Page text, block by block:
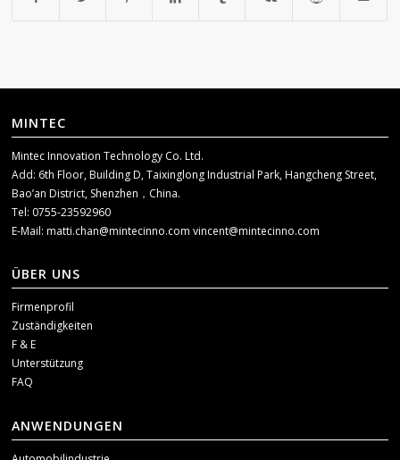
MINTEC
Mintec Innovation Technology Co. Ltd.
Add: 6th Floor, Building D, Taixinglong Industrial Park, Hangcheng Street,
Bao’an District, Shenzhen，China.
Tel: 0755-23592960
E-Mail:matti.chan@mintecinno.comvincent@mintecinno.com
ÜBER UNS
Firmenprofil
Zuständigkeiten
F & E
Unterstützung
FAQ
ANWENDUNGEN